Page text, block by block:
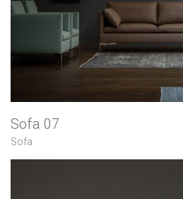
Sofa 07
Sofa